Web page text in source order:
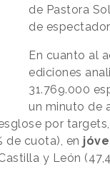
de Pastora
de
En cuanto al
ediciones
31.769.000
un minuto de
por
de cuota), en
y León